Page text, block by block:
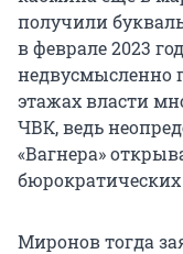
получили
в феврале 2023
недвусмысленно
этажах власти
ЧВК, ведь
«Вагнера»
бюрократических
Миронов тогда